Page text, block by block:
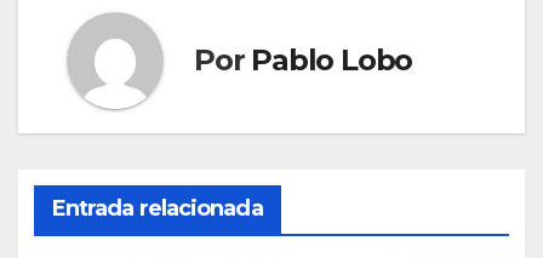
Por Pablo Lobo
Entrada relacionada